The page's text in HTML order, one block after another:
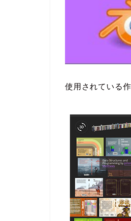
使用されている